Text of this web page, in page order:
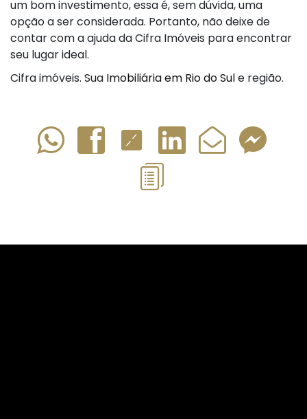
um bom investimento, essa é, sem dúvida, uma
opção a ser considerada. Portanto, não deixe de
contar com a ajuda da Cifra Imóveis para encontrar
seu lugar ideal.
Cifra imóveis. Sua Imobiliária em Rio do Sule região.